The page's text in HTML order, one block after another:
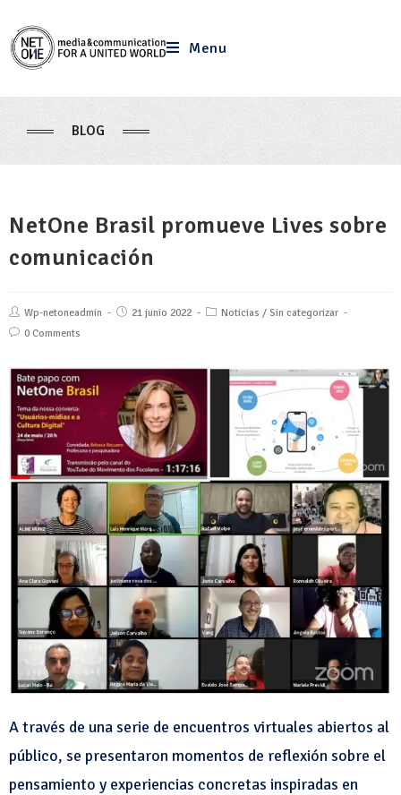
Menu
BLOG
NetOne Brasil promueve Lives sobre
comunicación
Wp-netoneadmin 21 junio 2022 Noticias / Sin categorizar
0 Comments
A través de una serie de encuentros virtuales abiertos al
público, se presentaron momentos de reflexión sobre el
pensamiento y experiencias concretas inspiradas en